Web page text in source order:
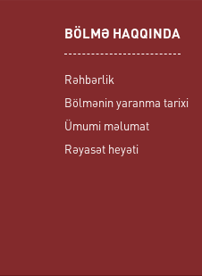
BÖLMƏ HAQQINDA
Rəhbərlik
Bölmənin yaranma tarixi
Ümumi məlumat
Rəyasət heyəti